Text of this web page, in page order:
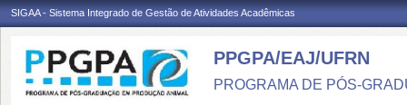
SIGAA - Sistema Integrado de Gestão de Atividades Acadêmicas
PPGPA/EAJ/UFRN
PROGRAMA DE PÓS-